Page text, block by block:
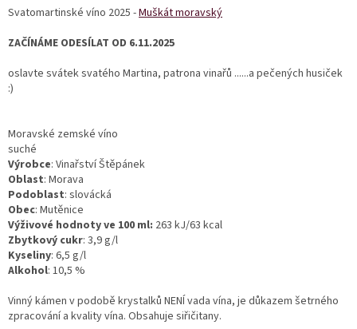
vína
Svatomartinské víno 2025 -Muškát moravský
ZAČÍNÁME ODESÍLAT OD 6.11.2025
oslavte svátek svatého Martina, patrona vinařů ......a pečených husiček
:)
Moravské zemské víno
suché
Výrobce: Vinařství Štěpánek
Oblast: Morava
Podoblast: slovácká
Obec: Mutěnice
Výživové hodnoty ve 100 ml: 263 kJ/63 kcal
Zbytkový cukr: 3,9 g/l
Kyseliny: 6,5 g/l
Alkohol: 10,5 %
Vinný kámen v podobě krystalků NENÍ vada vína, je důkazem šetrného
zpracování a kvality vína. Obsahuje siřičitany.